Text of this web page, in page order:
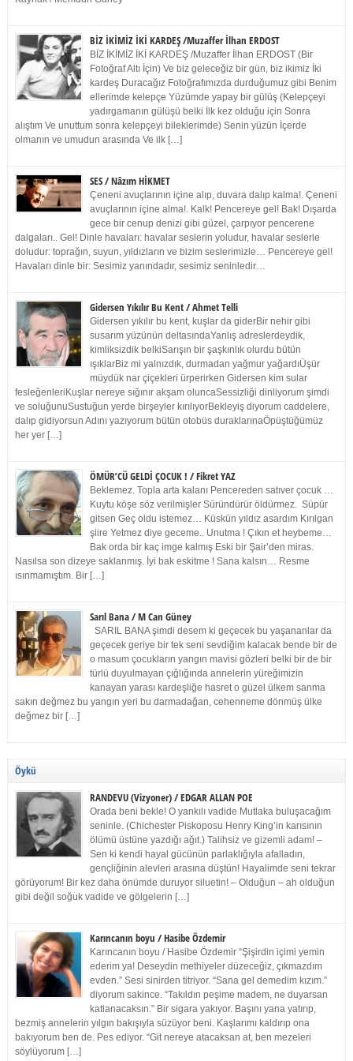
BİZ İKİMİZ İKİ KARDEŞ /Muzaffer İlhan ERDOST
BİZ İKİMİZ İKİ KARDEŞ /Muzaffer İlhan ERDOST (Bir
Fotoğraf Altı İçin) Ve biz geleceğiz bir gün, biz ikimiz İki
kardeş Duracağız Fotoğrafımızda durduğumuz gibi Benim
ellerimde kelepçe Yüzümde yapay bir gülüş (Kelepçeyi
yadırgamanın gülüşü belki İlk kez olduğu için Sonra
alıştım Ve unuttum sonra kelepçeyi bileklerimde) Senin yüzün İçerde
olmanın ve umudun arasında Ve ilk […]
SES / Nâzım HİKMET
Çeneni avuçlarının içine alıp, duvara dalıp kalma!. Çeneni
avuçlarının içine alma!. Kalk! Pencereye gel! Bak! Dışarda
gece bir cenup denizi gibi güzel, çarpıyor pencerene
dalgaları.. Gel! Dinle havaları: havalar seslerin yoludur, havalar seslerle
doludur: toprağın, suyun, yıldızların ve bizim seslerimizle… Pencereye gel!
Havaları dinle bir: Sesimiz yanındadır, sesimiz seninledir…
Gidersen Yıkılır Bu Kent / Ahmet Telli
Gidersen yıkılır bu kent, kuşlar da giderBir nehir gibi
susarım yüzünün deltasındaYanlış adreslerdeydik,
kimliksizdik belkiSarışın bir şaşkınlık olurdu bütün
ışıklarBiz mi yalnızdık, durmadan yağmur yağardıÜşür
müydük nar çiçekleri ürperirken Gidersen kim sular
fesleğenleriKuşlar nereye sığınır akşam oluncaSessizliği dinliyorum şimdi
ve soluğunuSustuğun yerde birşeyler kırılıyorBekleyiş diyorum caddelere,
dalıp gidiyorsun Adını yazıyorum bütün otobüs duraklarınaÖpüştüğümüz
her yer […]
ÖMÜR’CÜ GELDİ ÇOCUK ! / Fikret YAZ
Beklemez. Topla arta kalanı Pencereden satıver çocuk …
Kuytu köşe söz verilmişler Süründürür öldürmez. Süpür
gitsen Geç oldu istemez… Küskün yıldız asardım Kırılgan
şiire Yetmez diye geceme.. Unutma ! Çıkın et heybeme…
Bak orda bir kaç imge kalmış Eski bir Şair’den miras.
Nasılsa son dizeye saklanmış. İyi bak eskitme ! Sana kalsın… Resme
ısınmamıştım. Bir […]
Sarıl Bana / M Can Güney
SARIL BANA şimdi desem ki geçecek bu yaşananlar da
geçecek geriye bir tek seni sevdiğim kalacak bende bir de
o masum çocukların yangın mavisi gözleri belki bir de bir
türlü duyulmayan çığlığında annelerin yüreğimizin
kanayan yarası kardeşliğe hasret o güzel ülkem sanma
sakın değmez bu yangın yeri bu darmadağan, cehenneme dönmüş ülke
değmez bir […]
Öykü
RANDEVU (Vizyoner) / EDGAR ALLAN POE
Orada beni bekle! O yankılı vadide Mutlaka buluşacağım
seninle. (Chichester Piskoposu Henry King’in karısının
ölümü üstüne yazdığı ağıt.) Talihsiz ve gizemli adam! –
Sen ki kendi hayal gücünün parlaklığıyla afalladın,
gençliğinin alevleri arasına düştün! Hayalimde seni tekrar
görüyorum! Bir kez daha önümde duruyor siluetin! – Olduğun – ah olduğun
gibi değil soğuk vadide ve gölgelerin […]
Karıncanın boyu / Hasibe Özdemir
Karıncanın boyu / Hasibe Özdemir “Şişirdin içimi yemin
ederim ya! Deseydin methiyeler düzeceğiz, çıkmazdım
evden.” Sesi sinirden titriyor. “Sana gel demedim kızım.”
diyorum sakince. “Takıldın peşime madem, ne duyarsan
katlanacaksın.” Bir sigara yakıyor. Başını yana yatırıp,
bezmiş annelerin yılgın bakışıyla süzüyor beni. Kaşlarımı kaldırıp ona
bakıyorum ben de. Pes ediyor. “Git nereye atacaksan at, ben mezeleri
söylüyorum […]